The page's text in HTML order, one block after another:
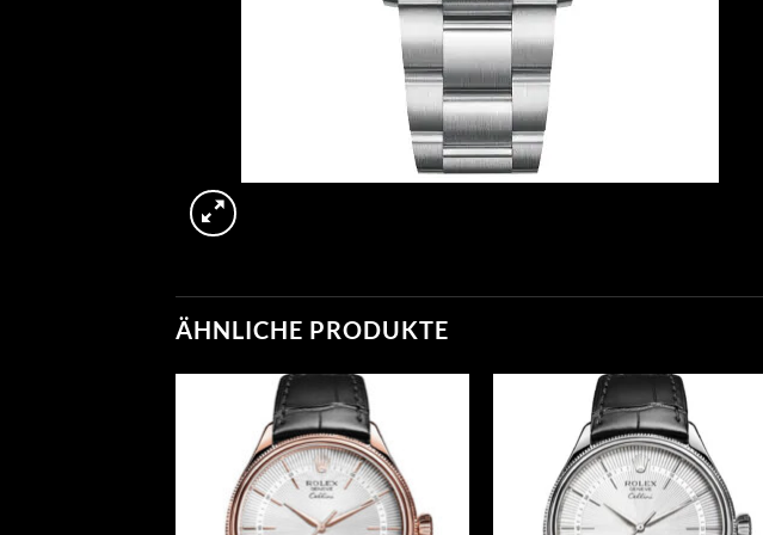
ÄHNLICHE PRODUKTE